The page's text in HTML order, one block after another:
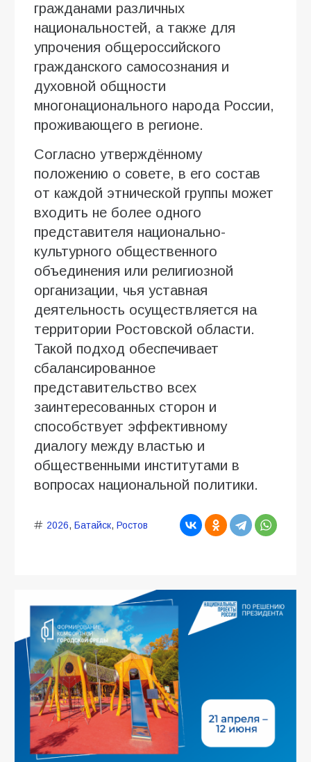
гражданами различных
национальностей, а также для
упрочения общероссийского
гражданского самосознания и
духовной общности
многонационального народа России,
проживающего в регионе.
Согласно утверждённому
положению о совете, в его состав
от каждой этнической группы может
входить не более одного
представителя национально-
культурного общественного
объединения или религиозной
организации, чья уставная
деятельность осуществляется на
территории Ростовской области.
Такой подход обеспечивает
сбалансированное
представительство всех
заинтересованных сторон и
способствует эффективному
диалогу между властью и
общественными институтами в
вопросах национальной политики.
2026, Батайск, Ростов